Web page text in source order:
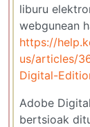
liburu
webgunean
https://
us/articles/
Digital-
Adobe
bertsioak